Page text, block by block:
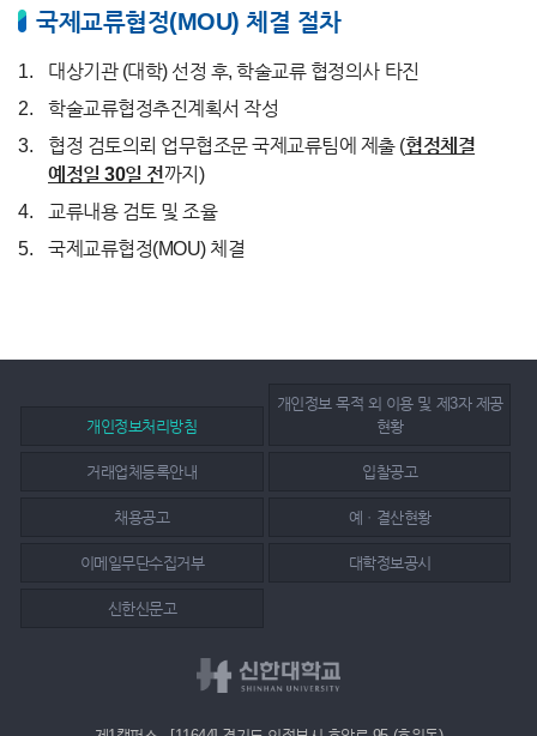
국제교류협정(MOU) 체결 절차
대상기관 (대학) 선정 후, 학술교류 협정의사 타진
학술교류협정추진계획서 작성
협정 검토의뢰 업무협조문 국제교류팀에 제출 (협정체결
예정일 30일 전까지)
교류내용 검토 및 조율
국제교류협정(MOU) 체결
개인정보처리방침
개인정보 목적 외 이용 및 제3자 제공
현황
거래업체등록안내 입찰공고
채용공고 예ㆍ결산현황
이메일무단수집거부 대학정보공시
신한신문고